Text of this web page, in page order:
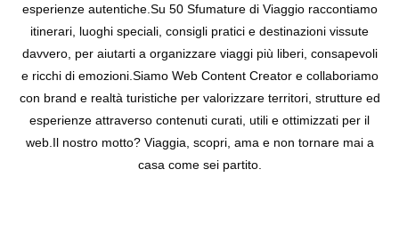
esperienze autentiche.Su 50 Sfumature di Viaggio raccontiamo
itinerari, luoghi speciali, consigli pratici e destinazioni vissute
davvero, per aiutarti a organizzare viaggi più liberi, consapevoli
e ricchi di emozioni.Siamo Web Content Creator e collaboriamo
con brand e realtà turistiche per valorizzare territori, strutture ed
esperienze attraverso contenuti curati, utili e ottimizzati per il
web.Il nostro motto? Viaggia, scopri, ama e non tornare mai a
casa come sei partito.